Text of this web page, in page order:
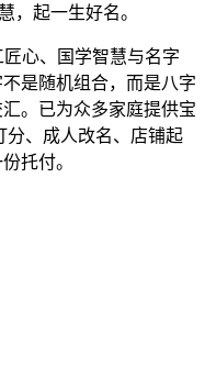
，起一生好名。
心、国学智慧与名字
是随机组合，而是八字
。已为众多家庭提供宝
分、成人改名、店铺起
托付。